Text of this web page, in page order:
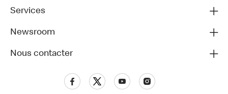
Services
Newsroom
Nous contacter